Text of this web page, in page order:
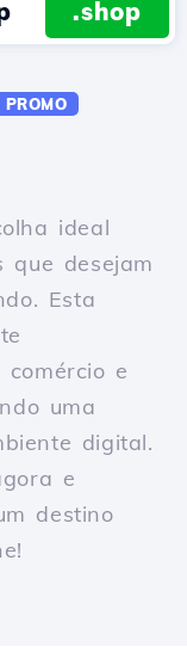
.shop
PROMO
ideal
que desejam
Esta
e
uma
digital.
e
destino